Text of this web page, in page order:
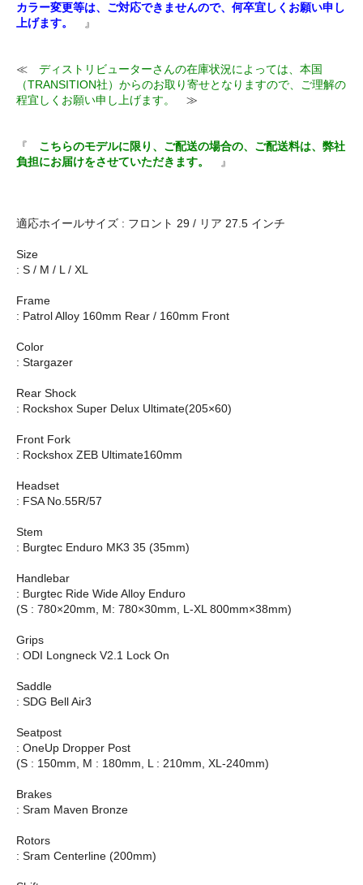
カラー変更等は、ご対応できませんので、何卒宜しくお願い申し
上げます。
』
≪ ディストリビューターさんの在庫状況によっては、本国
（TRANSITION社）からのお取り寄せとなりますので、ご理解の
程宜しくお願い申し上げます。 ≫
『 こちらのモデルに限り、ご配送の場合の、ご配送料は、弊社
負担にお届けをさせていただきます。
』
適応ホイールサイズ : フロント 29 / リア 27.5 インチ
Size
: S / M / L / XL
Frame
: Patrol Alloy 160mm Rear / 160mm Front
Color
: Stargazer
Rear Shock
: Rockshox Super Delux Ultimate(205×60)
Front Fork
: Rockshox ZEB Ultimate160mm
Headset
: FSA No.55R/57
Stem
: Burgtec Enduro MK3 35 (35mm)
Handlebar
: Burgtec Ride Wide Alloy Enduro
(S : 780×20mm, M: 780×30mm, L-XL 800mm×38mm)
Grips
: ODI Longneck V2.1 Lock On
Saddle
: SDG Bell Air3
Seatpost
: OneUp Dropper Post
(S : 150mm, M : 180mm, L : 210mm, XL-240mm)
Brakes
: Sram Maven Bronze
Rotors
: Sram Centerline (200mm)